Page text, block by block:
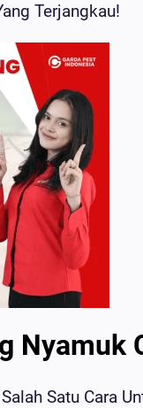
Terjangkau!
Nyamuk
Satu Cara